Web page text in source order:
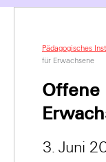
Pädagogisches
für Erwachsene
Offene
3. Juni